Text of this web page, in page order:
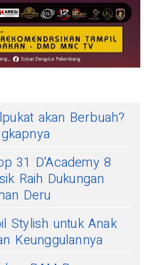
akan Berbuah?
31 D'Academy 8
Raih Dukungan
Deru
Stylish untuk Anak
Keunggulannya